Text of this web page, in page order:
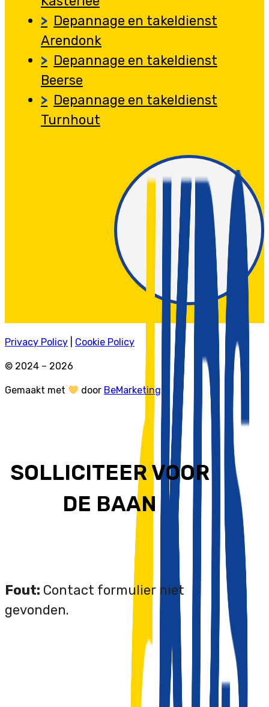
Depannage en takeldienst
Arendonk
Depannage en takeldienst
Beerse
Depannage en takeldienst
Turnhout
Privacy Policy Cookie Policy
© 2024 – 2026
Gemaakt met door BeMarketing
SOLLICITEER VOOR
DE BAAN
Fout: Contact formulier niet
gevonden.